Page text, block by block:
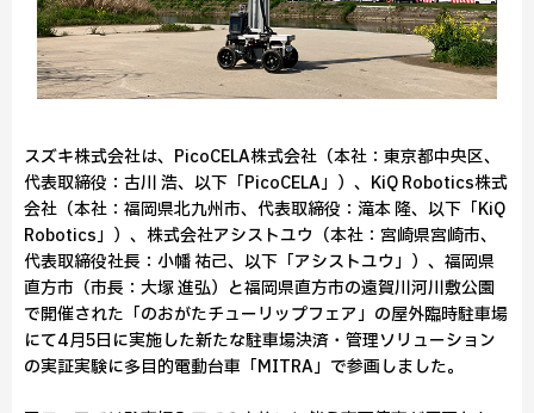
スズキ株式会社は、PicoCELA株式会社（本社：東京都中央区、
代表取締役：古川 浩、以下「PicoCELA」）、KiQ Robotics株式
会社（本社：福岡県北九州市、代表取締役：滝本 隆、以下「KiQ
Robotics」）、株式会社アシストユウ（本社：宮崎県宮崎市、
代表取締役社長：小幡 祐己、以下「アシストユウ」）、福岡県
直方市（市長：大塚 進弘）と福岡県直方市の遠賀川河川敷公園
で開催された「のおがたチューリップフェア」の屋外臨時駐車場
にて4月5日に実施した新たな駐車場決済・管理ソリューション
の実証実験に多目的電動台車「MITRA」で参画しました。